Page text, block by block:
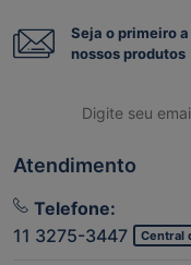
Seja o primeiro
nossos produtos
Atendimento
Telefone:
11 3275-3447
Central